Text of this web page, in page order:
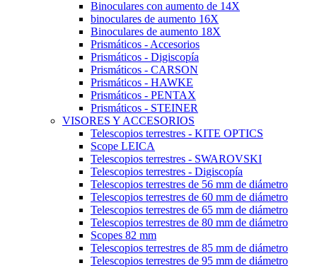
Binoculares con aumento de 14X
binoculares de aumento 16X
Binoculares de aumento 18X
Prismáticos - Accesorios
Prismáticos - Digiscopía
Prismáticos - CARSON
Prismáticos - HAWKE
Prismáticos - PENTAX
Prismáticos - STEINER
VISORES Y ACCESORIOS
Telescopios terrestres - KITE OPTICS
Scope LEICA
Telescopios terrestres - SWAROVSKI
Telescopios terrestres - Digiscopía
Telescopios terrestres de 56 mm de diámetro
Telescopios terrestres de 60 mm de diámetro
Telescopios terrestres de 65 mm de diámetro
Telescopios terrestres de 80 mm de diámetro
Scopes 82 mm
Telescopios terrestres de 85 mm de diámetro
Telescopios terrestres de 95 mm de diámetro